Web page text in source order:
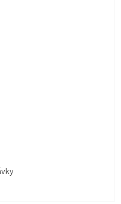
z 5 hvězdiček.
z 5 hvězdiček.